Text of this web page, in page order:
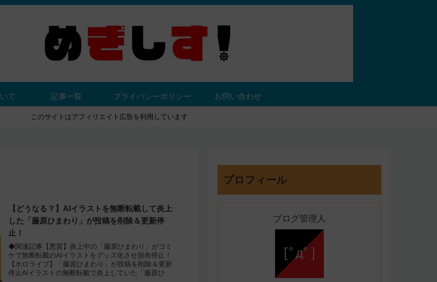
て 記事一覧 プライバシーポリシー お問い合わせ
このサイトはアフィリエイト広告を利用しています
【どうなる？】AIイラストを無断転載して炎上
した「藤原ひまわり」が投稿を削除＆更新停
止！
◆関連記事【悪質】炎上中の「藤原ひまわり」がコミ
ケで無断転載のAIイラストをグッズ化させ頒布停止！
【ホロライブ】「藤原ひまわり」が投稿を削除＆更新
停止AIイラストの無断転載で炎上していた「藤原ひま
プロフィール
ブログ管理人